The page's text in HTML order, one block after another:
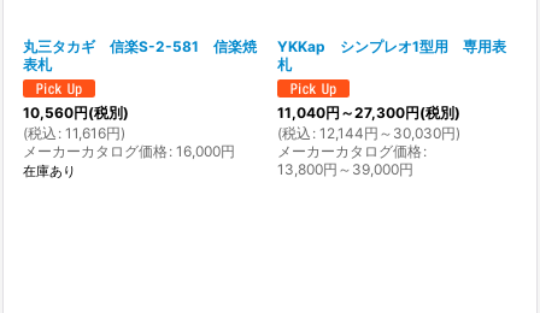
丸三タカギ 信楽S-2-581 信楽焼
表札
10,560円(税別)
(税込 : 11,616円)
メーカーカタログ価格: 16,000円
在庫あり
YKKap シンプレオ1型用 専用表
札
11,040円 ～27,300円(税別)
(税込 : 12,144円 ～30,030円)
メーカーカタログ価格:
13,800円 ～39,000円